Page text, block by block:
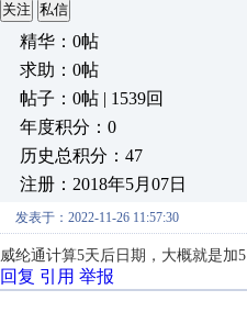
关注 私信
精华：0帖
求助：0帖
帖子：0帖 | 1539回
年度积分：0
历史总积分：47
注册：2018年5月07日
发表于：2022-11-26 11:57:30
威纶通计算5天后日期，大概就是加5
回复 引用 举报